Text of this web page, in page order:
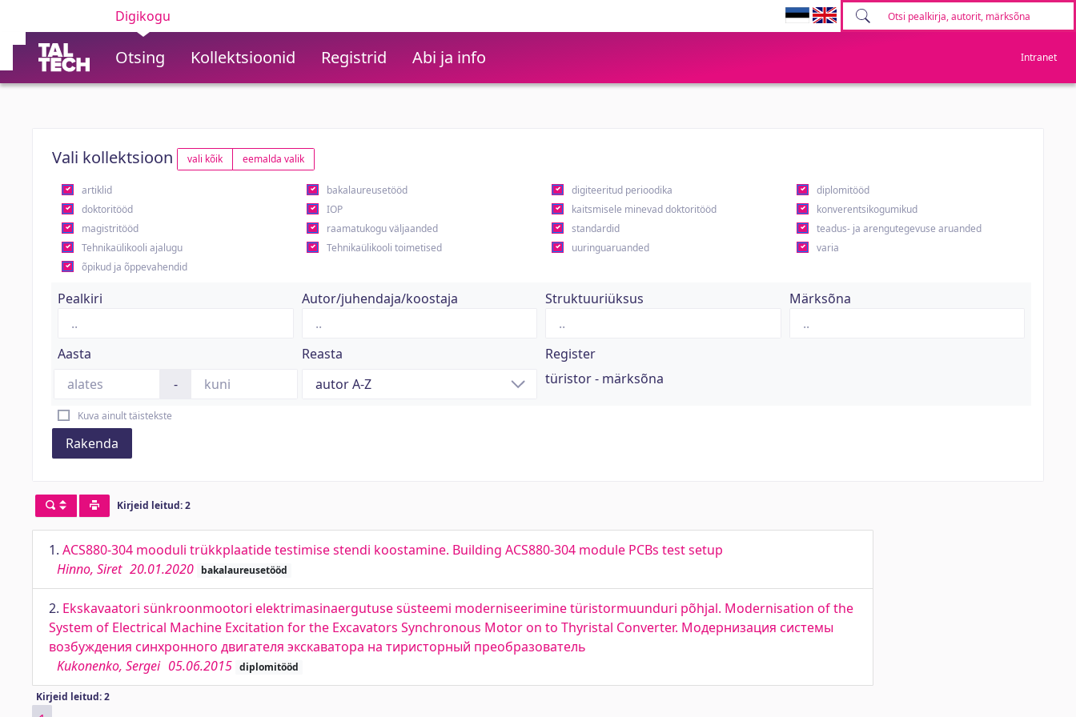
Digikogu
Otsing Kollektsioonid Registrid Abi ja info Intranet
Vali kollektsioon vali kõik eemalda valik
artiklid bakalaureusetööd digiteeritud perioodika
diplomitööd
doktoritööd
IOP kaitsmisele minevad doktoritööd
konverentsikogumikud
magistritööd
raamatukogu väljaanded standardid
teadus- ja arengutegevuse aruanded
Tehnikaülikooli ajalugu
Tehnikaülikooli toimetised uuringuaruanded
varia
õpikud ja õppevahendid
Pealkiri Autor/juhendaja/koostaja Struktuuriüksus Märksõna
Aasta
-
Reasta
Register
türistor - märksõna
Kuva ainult täistekste
Rakenda
Kirjeid leitud: 2
1. ACS880-304 mooduli trükkplaatide testimise stendi koostamine. Building ACS880-304 module PCBs test setup
Hinno, Siret 20.01.2020 bakalaureusetööd
2. Ekskavaatori sünkroonmootori elektrimasinaergutuse süsteemi moderniseerimine türistormuunduri põhjal. Modernisation of the
System of Electrical Machine Excitation for the Excavators Synchronous Motor on to Thyristal Converter. Модернизация системы
возбуждения синхронного двигателя экскаватора на тиристорный преобразователь
Kukonenko, Sergei 05.06.2015 diplomitööd
Kirjeid leitud: 2